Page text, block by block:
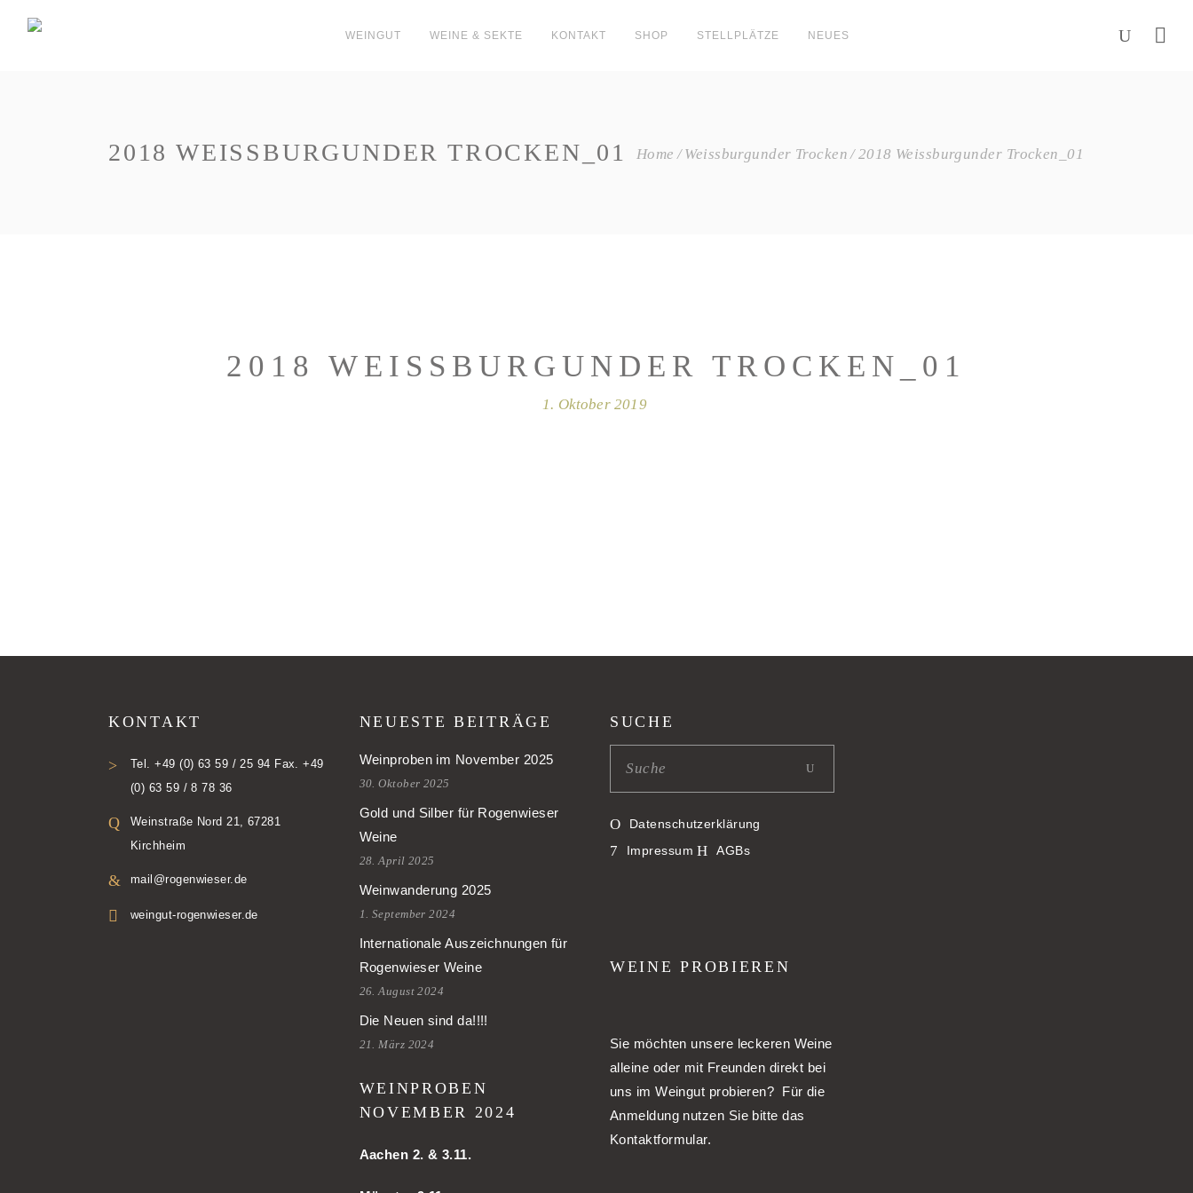
WEINGUT WEINE & SEKTE KONTAKT SHOP STELLPLÄTZE NEUES
2018 WEISSBURGUNDER TROCKEN_01 Home Weissburgunder Trocken 2018 Weissburgunder Trocken_01
2018 WEISSBURGUNDER TROCKEN_01
1. Oktober 2019
KONTAKT
Tel. +49 (0) 63 59 / 25 94 Fax. +49
(0) 63 59 / 8 78 36
Weinstraße Nord 21, 67281
Kirchheim
mail@rogenwieser.de
weingut-rogenwieser.de
NEUESTE BEITRÄGE
Weinproben im November 2025
30. Oktober 2025
Gold und Silber für Rogenwieser
Weine
28. April 2025
Weinwanderung 2025
1. September 2024
Internationale Auszeichnungen für
Rogenwieser Weine
26. August 2024
Die Neuen sind da!!!!
21. März 2024
WEINPROBEN
NOVEMBER 2024
Aachen 2. & 3.11.
SUCHE
Datenschutzerklärung
Impressum
AGBs
WEINE PROBIEREN
Sie möchten unsere leckeren Weine
alleine oder mit Freunden direkt bei
uns im Weingut probieren? Für die
Anmeldung nutzen Sie bitte das
Kontaktformular.